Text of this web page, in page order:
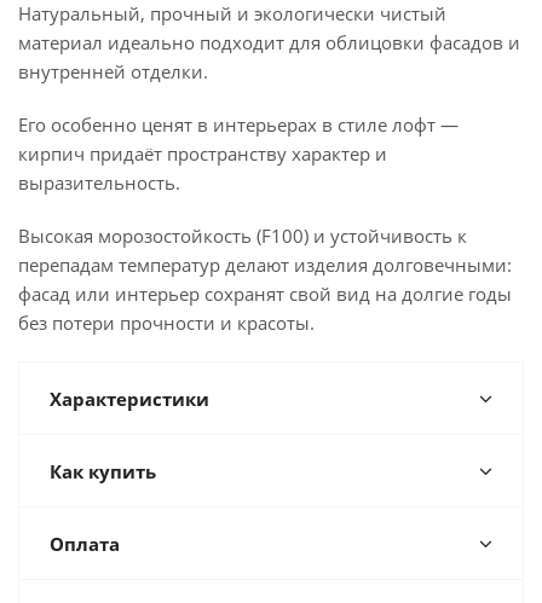
Натуральный, прочный и экологически чистый
материал идеально подходит для облицовки фасадов и
внутренней отделки.
Его особенно ценят в интерьерах в стиле лофт —
кирпич придаёт пространству характер и
выразительность.
Высокая морозостойкость (F100) и устойчивость к
перепадам температур делают изделия долговечными:
фасад или интерьер сохранят свой вид на долгие годы
без потери прочности и красоты.
Характеристики
Как купить
Оплата